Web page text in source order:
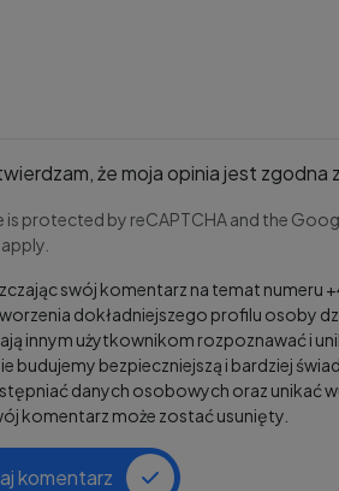
że moja opinia jest zgodna
is protected by reCAPTCHA and the
apply.
swój komentarz na temat numeru
dokładniejszego profilu osoby
innym użytkownikom rozpoznawać i
budujemy bezpieczniejszą i bardziej
danych osobowych oraz unikać
komentarz może zostać usunięty.
komentarz